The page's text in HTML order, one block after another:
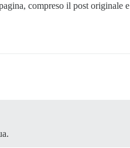
compreso il post originale e